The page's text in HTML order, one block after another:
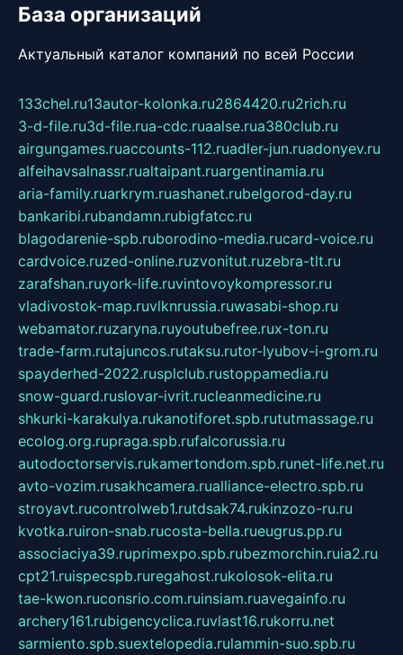
База организаций
Актуальный каталог компаний по всей России
133chel.ru13autor-kolonka.ru2864420.ru2rich.ru
3-d-file.ru3d-file.rua-cdc.ruaalse.rua380club.ru
airgungames.ruaccounts-112.ruadler-jun.ruadonyev.ru
alfeihavsalnassr.rualtaipant.ruargentinamia.ru
aria-family.ruarkrym.ruashanet.rubelgorod-day.ru
bankaribi.rubandamn.rubigfatcc.ru
blagodarenie-spb.ruborodino-media.rucard-voice.ru
cardvoice.ruzed-online.ruzvonitut.ruzebra-tlt.ru
zarafshan.ruyork-life.ruvintovoykompressor.ru
vladivostok-map.ruvlknrussia.ruwasabi-shop.ru
webamator.ruzaryna.ruyoutubefree.rux-ton.ru
trade-farm.rutajuncos.rutaksu.rutor-lyubov-i-grom.ru
spayderhed-2022.rusplclub.rustoppamedia.ru
snow-guard.ruslovar-ivrit.rucleanmedicine.ru
shkurki-karakulya.rukanotiforet.spb.rututmassage.ru
ecolog.org.rupraga.spb.rufalcorussia.ru
autodoctorservis.rukamertondom.spb.runet-life.net.ru
avto-vozim.rusakhcamera.rualliance-electro.spb.ru
stroyavt.rucontrolweb1.rutdsak74.rukinzozo-ru.ru
kvotka.ruiron-snab.rucosta-bella.rueugrus.pp.ru
associaciya39.ruprimexpo.spb.rubezmorchin.ruia2.ru
cpt21.ruispecspb.ruregahost.rukolosok-elita.ru
tae-kwon.ruconsrio.com.ruinsiam.ruavegainfo.ru
archery161.rubigencyclica.ruvlast16.rukorru.net
sarmiento.spb.suextelopedia.rulammin-suo.spb.ru